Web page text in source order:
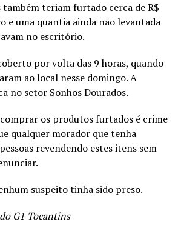
também teriam furtado cerca de R$
e uma quantia ainda não levantada
no escritório.
por volta das 9 horas, quando
ao local nesse domingo. A
no setor Sonhos Dourados.
os produtos furtados é crime
qualquer morador que tenha
revendendo estes itens sem
suspeito tinha sido preso.
G1 Tocantins